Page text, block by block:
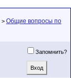
> Общие вопросы по
Запомнить?